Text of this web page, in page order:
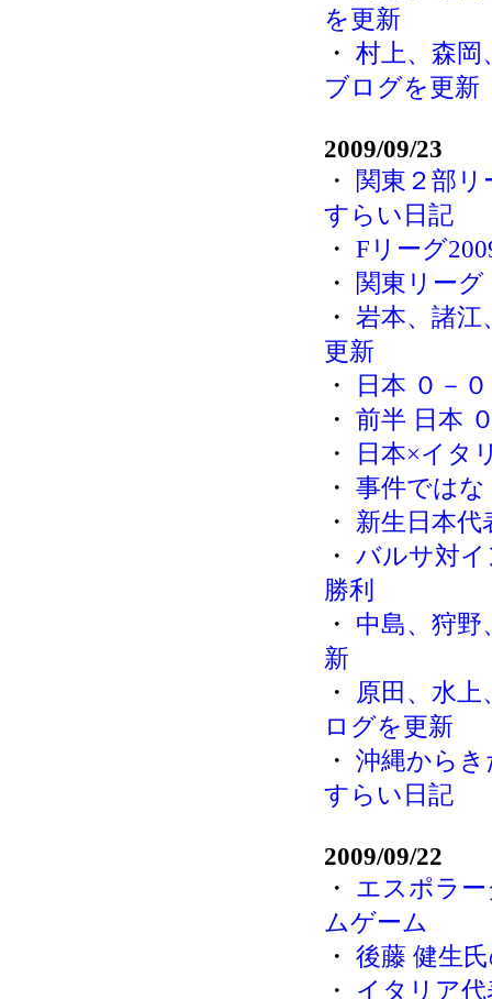
を更新
・ 村上、森岡
ブログを更新
2009/09/23
・ 関東２部
すらい日記
・ Fリーグ
・ 関東リーグ
・ 岩本、諸江
更新
・
日本 ０－
・ 前半 日本
・
日本×イタ
・ 事件では
・ 新生日本代
・ バルサ対
勝利
・ 中島、狩
新
・
原田、水
ログを更新
・ 沖縄から
すらい日記
2009/09/22
・ エスポラ
ムゲーム
・ 後藤 健生
・ イタリア